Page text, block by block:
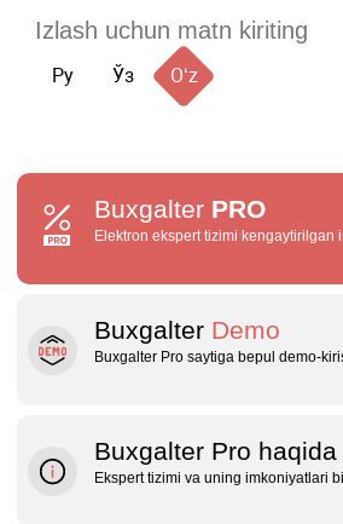
Ру Ўз Oʻz
Buxgalter PRO
Elektron ekspert tizimi kengaytirilgan
Buxgalter Demo
Buxgalter Pro saytiga bepul
Buxgalter Pro haqida
Ekspert tizimi va uning imkoniyatlari